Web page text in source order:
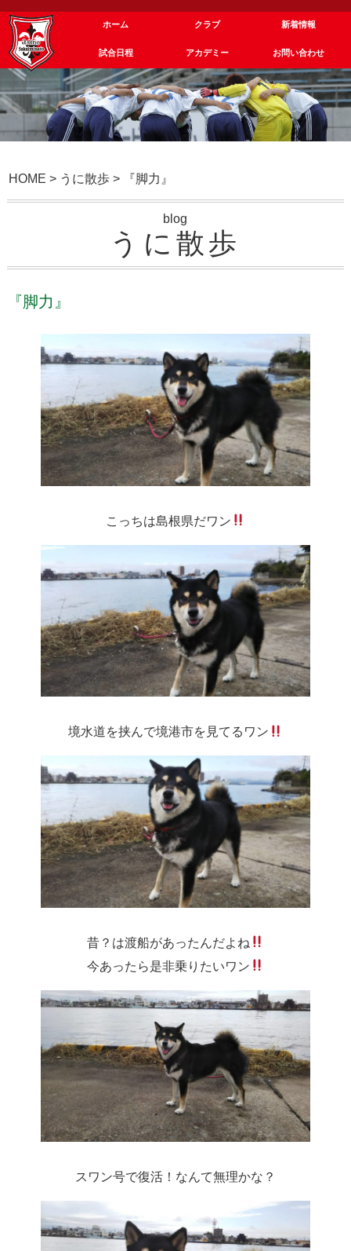
ホーム クラブ 新着情報
試合日程 アカデミー お問い合わせ
HOME > うに散歩 > 『脚力』
blog
うに散歩
『脚力』
こっちは島根県だワン
境水道を挟んで境港市を見てるワン
昔？は渡船があったんだよね
今あったら是非乗りたいワン
スワン号で復活！なんて無理かな？